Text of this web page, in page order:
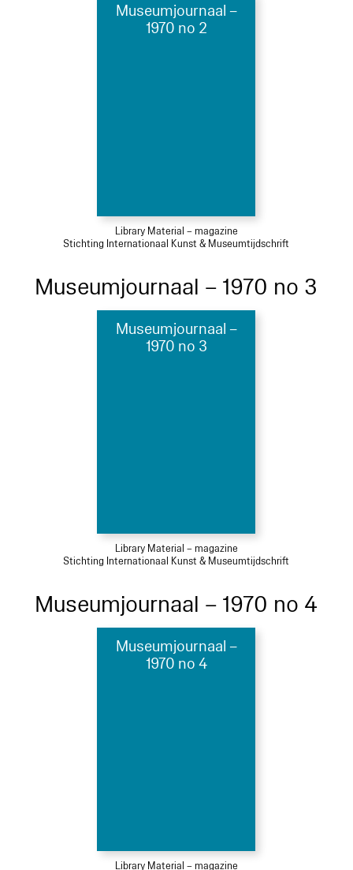
Museumjournaal –
1970 no 2
Library Material – magazine
Stichting Internationaal Kunst & Museumtijdschrift
Museumjournaal – 1970 no 3
Museumjournaal –
1970 no 3
Library Material – magazine
Stichting Internationaal Kunst & Museumtijdschrift
Museumjournaal – 1970 no 4
Museumjournaal –
1970 no 4
Library Material – magazine